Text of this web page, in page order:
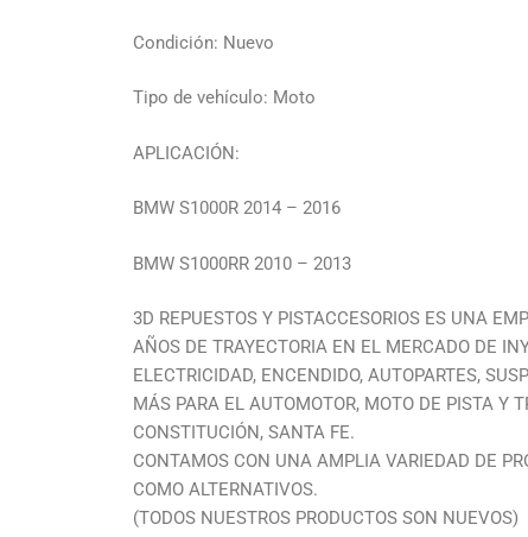
Condición: Nuevo
Tipo de vehículo: Moto
APLICACIÓN:
BMW S1000R 2014 – 2016
BMW S1000RR 2010 – 2013
3D REPUESTOS Y PISTACCESORIOS ES UNA
AÑOS DE TRAYECTORIA EN EL MERCADO DE
ELECTRICIDAD, ENCENDIDO, AUTOPARTES,
MÁS PARA EL AUTOMOTOR, MOTO DE PISTA Y
CONSTITUCIÓN, SANTA FE.
CONTAMOS CON UNA AMPLIA VARIEDAD DE
COMO ALTERNATIVOS.
(TODOS NUESTROS PRODUCTOS SON NUEVOS)